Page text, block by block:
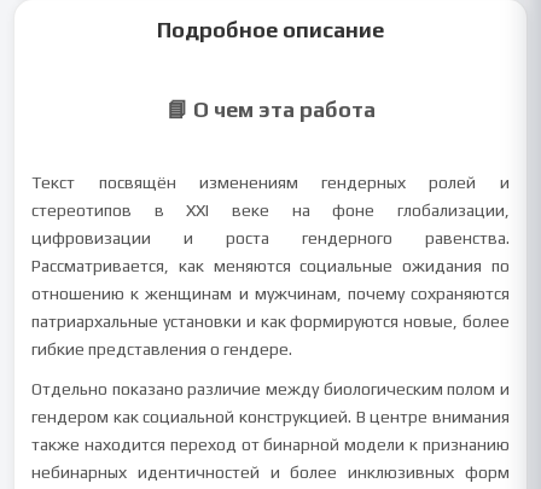
Подробное описание
📘 О чем эта работа
Текст посвящён изменениям гендерных ролей и
стереотипов в XXI веке на фоне глобализации,
цифровизации и роста гендерного равенства.
Рассматривается, как меняются социальные ожидания по
отношению к женщинам и мужчинам, почему сохраняются
патриархальные установки и как формируются новые, более
гибкие представления о гендере.
Отдельно показано различие между биологическим полом и
гендером как социальной конструкцией. В центре внимания
также находится переход от бинарной модели к признанию
небинарных идентичностей и более инклюзивных форм